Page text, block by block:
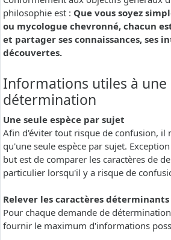
philosophie est : Que vous soyez
ou mycologue chevronné, chacun
et partager ses connaissances, ses
découvertes.
Informations utiles à une
détermination
Une seule espèce par sujet
Afin d'éviter tout risque de confusion, il
qu'une seule espèce par sujet.
but est de comparer les caractères de
particulier lorsqu'il y a risque de
Relever les caractères déterminants
Pour chaque demande de
fournir le maximum d'informations